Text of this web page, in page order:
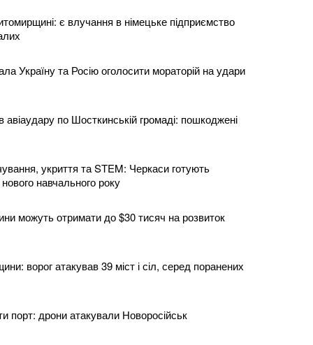
є влучання в німецьке підприємство
Україну та Росію оголосити мораторій на удари
авіаудару по Шосткинській громаді: пошкоджені
укриття та STEM: Черкаси готують
навчального року
можуть отримати до $30 тисяч на розвиток
ворог атакував 39 міст і сіл, серед поранених
порт: дрони атакували Новоросійськ